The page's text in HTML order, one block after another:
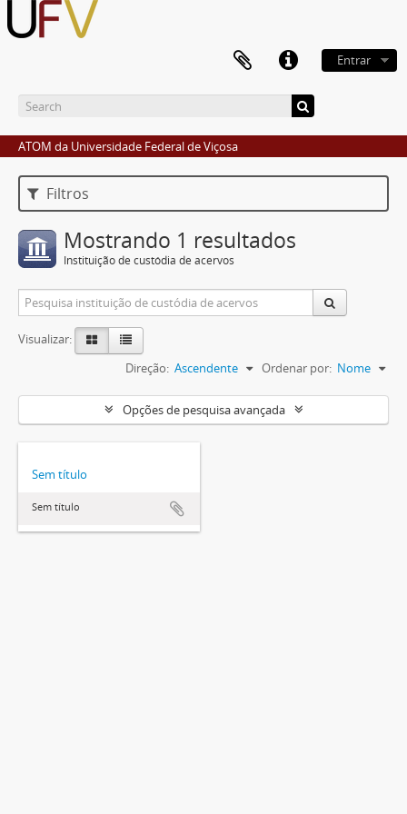
Entrar
ATOM da Universidade Federal de Viçosa
Filtros
Mostrando 1 resultados
Instituição de custódia de acervos
Visualizar:
Ordenar por: Nome
Direção: Ascendente
Opções de pesquisa avançada
Sem título
Sem título